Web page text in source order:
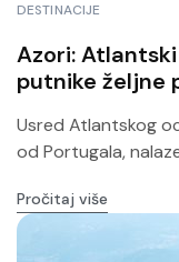
DESTINACIJE
Azori:
putnike željne
Usred Atlantskog
od Portugala,
Pročitaj više